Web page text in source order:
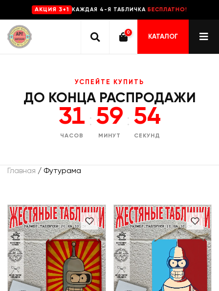
AKЦИЯ 3+1 КАЖДАЯ 4-Я ТАБЛИЧКА БЕСПЛАТНО!
0
КАТАЛОГ
УСПЕЙТЕ КУПИТЬ
ДО КОНЦА РАСПРОДАЖИ
31
ЧАСОВ
: 59
МИНУТ
: 53
СЕКУНД
Главная / Футурама